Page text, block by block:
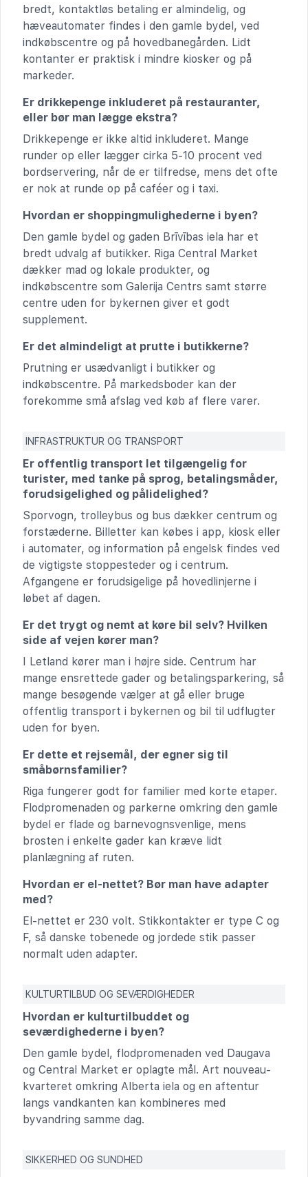
bredt, kontaktløs betaling er almindelig, og
hæveautomater findes i den gamle bydel, ved
indkøbscentre og på hovedbanegården. Lidt
kontanter er praktisk i mindre kiosker og på
markeder.
Er drikkepenge inkluderet på restauranter,
eller bør man lægge ekstra?
Drikkepenge er ikke altid inkluderet. Mange
runder op eller lægger cirka 5-10 procent ved
bordservering, når de er tilfredse, mens det ofte
er nok at runde op på caféer og i taxi.
Hvordan er shoppingmulighederne i byen?
Den gamle bydel og gaden Brīvības iela har et
bredt udvalg af butikker. Riga Central Market
dækker mad og lokale produkter, og
indkøbscentre som Galerija Centrs samt større
centre uden for bykernen giver et godt
supplement.
Er det almindeligt at prutte i butikkerne?
Prutning er usædvanligt i butikker og
indkøbscentre. På markedsboder kan der
forekomme små afslag ved køb af flere varer.
INFRASTRUKTUR OG TRANSPORT
Er offentlig transport let tilgængelig for
turister, med tanke på sprog, betalingsmåder,
forudsigelighed og pålidelighed?
Sporvogn, trolleybus og bus dækker centrum og
forstæderne. Billetter kan købes i app, kiosk eller
i automater, og information på engelsk findes ved
de vigtigste stoppesteder og i centrum.
Afgangene er forudsigelige på hovedlinjerne i
løbet af dagen.
Er det trygt og nemt at køre bil selv? Hvilken
side af vejen kører man?
I Letland kører man i højre side. Centrum har
mange ensrettede gader og betalingsparkering, så
mange besøgende vælger at gå eller bruge
offentlig transport i bykernen og bil til udflugter
uden for byen.
Er dette et rejsemål, der egner sig til
småbørnsfamilier?
Riga fungerer godt for familier med korte etaper.
Flodpromenaden og parkerne omkring den gamle
bydel er flade og barnevognsvenlige, mens
brosten i enkelte gader kan kræve lidt
planlægning af ruten.
Hvordan er el-nettet? Bør man have adapter
med?
El-nettet er 230 volt. Stikkontakter er type C og
F, så danske tobenede og jordede stik passer
normalt uden adapter.
KULTURTILBUD OG SEVÆRDIGHEDER
Hvordan er kulturtilbuddet og
seværdighederne i byen?
Den gamle bydel, flodpromenaden ved Daugava
og Central Market er oplagte mål. Art nouveau-
kvarteret omkring Alberta iela og en aftentur
langs vandkanten kan kombineres med
byvandring samme dag.
SIKKERHED OG SUNDHED